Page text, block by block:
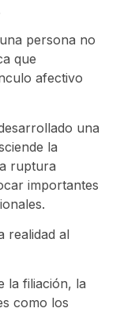
persona no
que
afectivo
una
la
ruptura
importantes
realidad al
la filiación, la
como los